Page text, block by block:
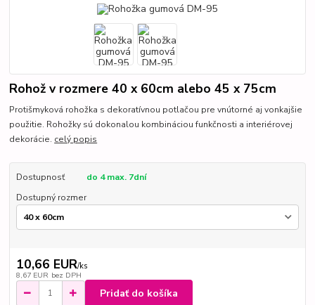
Rohož v rozmere 40 x 60cm alebo 45 x 75cm
Protišmyková rohožka s dekoratívnou potlačou pre vnútorné aj vonkajšie
použitie. Rohožky sú dokonalou kombináciou funkčnosti a interiérovej
dekorácie. celý popis
Dostupnosť
do 4 max. 7dní
Dostupný rozmer
10,66 EUR/ks
8,67 EUR bez DPH
Pridať do košíka